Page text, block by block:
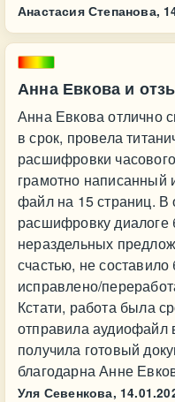
Анастасия Степанова,
Анна Евкова и
Анна Евкова отлично
в срок, провела
расшифровки
грамотно написанный
файл на 15 страниц.
расшифровку
нераздельных
счастью, не
исправлено/
Кстати, работа была
отправила аудиофайл
получила готовый
благодарна Анне
Уля Севенкова,